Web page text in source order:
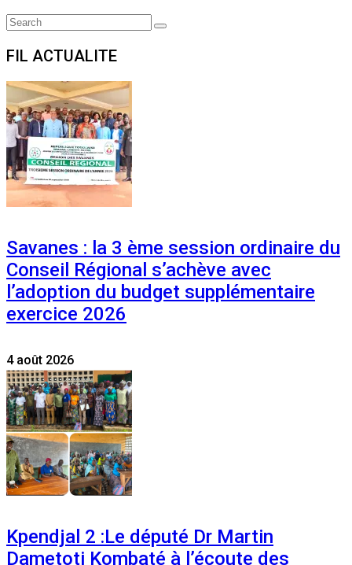
Search
Search
FIL ACTUALITE
Savanes : la 3 ème session ordinaire du
Conseil Régional s’achève avec
l’adoption du budget supplémentaire
exercice 2026
4 août 2026
Kpendjal 2 :Le député Dr Martin
Dametoti Kombaté à l’écoute des